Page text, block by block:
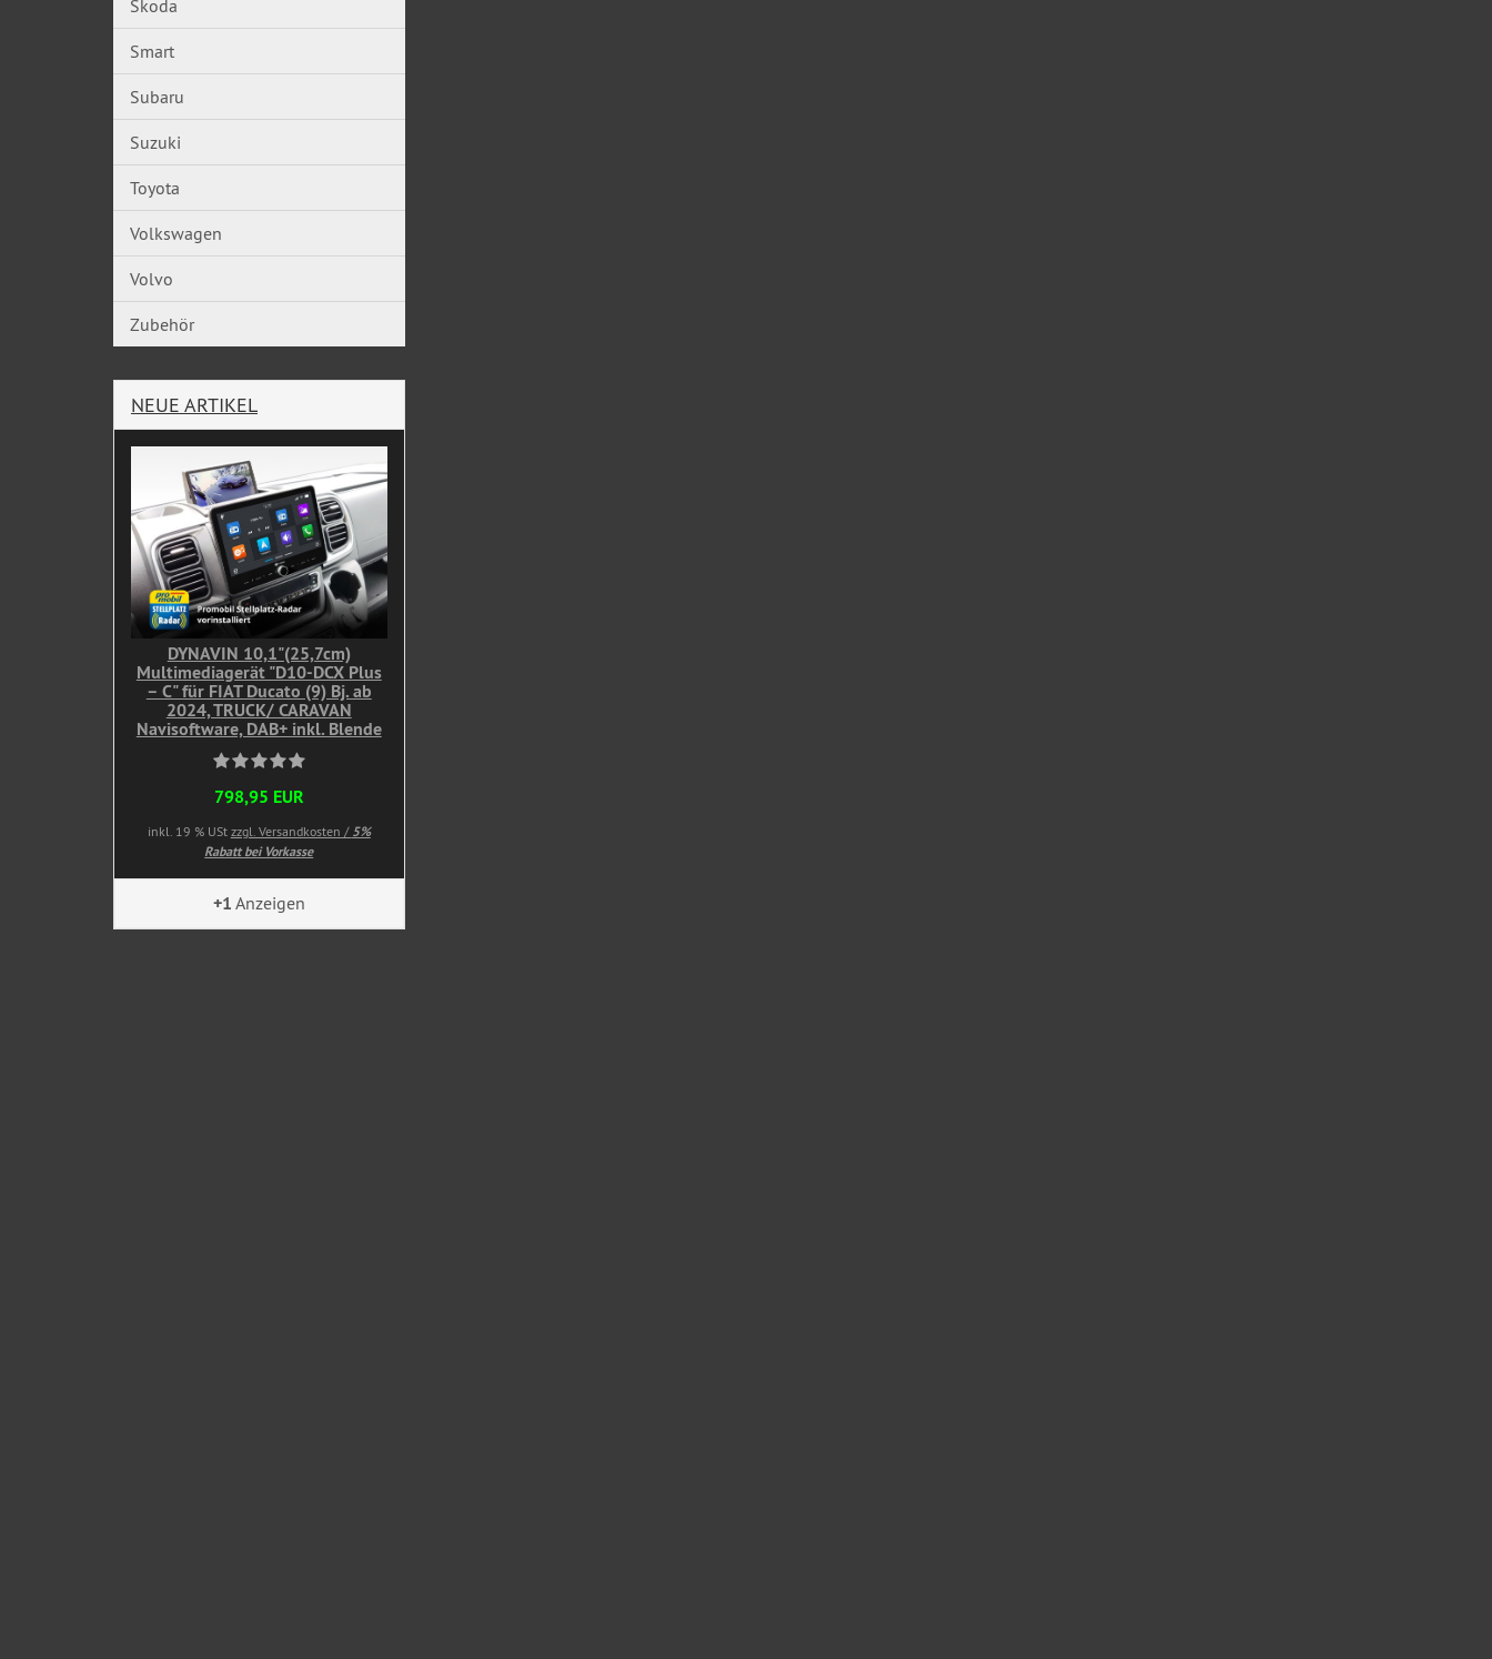
Skoda
Smart
Subaru
Suzuki
Toyota
Volkswagen
Volvo
Zubehör
NEUE ARTIKEL
DYNAVIN 10,1"(25,7cm)
Multimediagerät "D10-DCX Plus
– C" für FIAT Ducato (9) Bj. ab
2024, TRUCK/ CARAVAN
Navisoftware, DAB+ inkl. Blende
798,95 EUR
inkl. 19 % USt zzgl. Versandkosten / 5%
Rabatt bei Vorkasse
+1 Anzeigen